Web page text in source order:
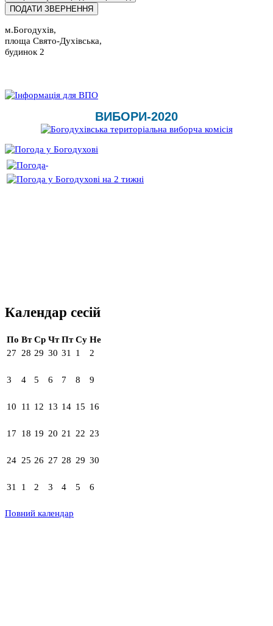
м.Богодухів,
площа Свято-Духівська,
будинок 2
ВИБОРИ-2020
Календар сесій
По Вт Ср Чт Пт Су Не
27 28 29 30 31 1 2
3 4 5 6 7 8 9
10 11 12 13 14 15 16
17 18 19 20 21 22 23
24 25 26 27 28 29 30
31 1 2 3 4 5 6
Повний календар